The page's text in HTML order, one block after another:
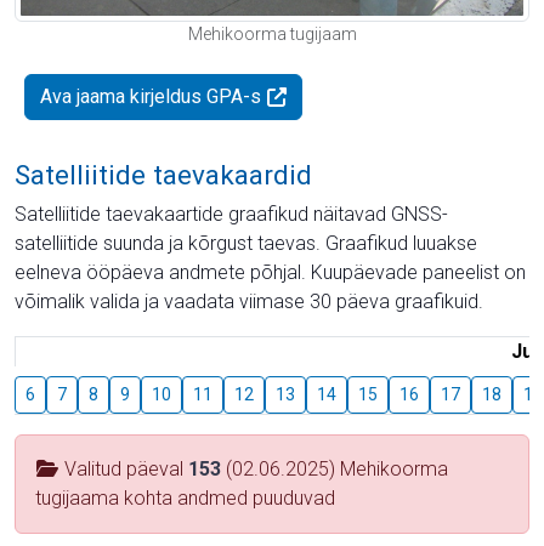
Mehikoorma tugijaam
Ava jaama kirjeldus GPA-s
Satelliitide taevakaardid
Satelliitide taevakaartide graafikud näitavad GNSS-
satelliitide suunda ja kõrgust taevas. Graafikud luuakse
eelneva ööpäeva andmete põhjal. Kuupäevade paneelist on
võimalik valida ja vaadata viimase 30 päeva graafikuid.
6 7 8 9 10 11 12 13 14 15 16 17 18 19
Valitud päeval 153 (02.06.2025) Mehikoorma
tugijaama kohta andmed puuduvad